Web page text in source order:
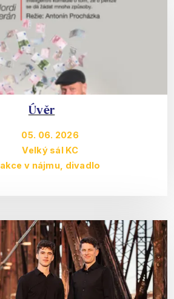
Úvěr
05. 06. 2026
Velký sál KC
akce v nájmu divadlo